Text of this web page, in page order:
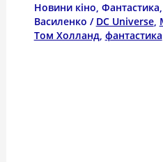
Новини кіно, Фантастика,
Василенко / DC Universe,
Том Холланд, фантастика